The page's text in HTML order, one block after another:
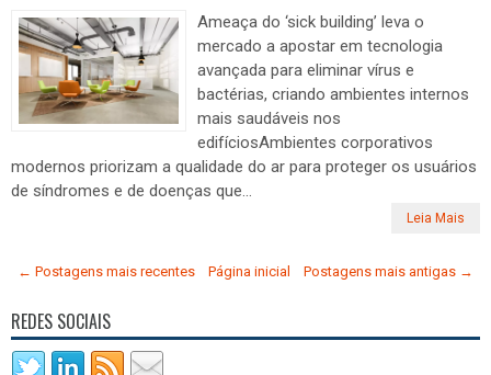
Ameaça do ‘sick building’ leva o
mercado a apostar em tecnologia
avançada para eliminar vírus e
bactérias, criando ambientes internos
mais saudáveis nos
edifíciosAmbientes corporativos
modernos priorizam a qualidade do ar para proteger os usuários
de síndromes e de doenças que...
Leia Mais
← Postagens mais recentes Postagens mais antigas →
Página inicial
REDES SOCIAIS